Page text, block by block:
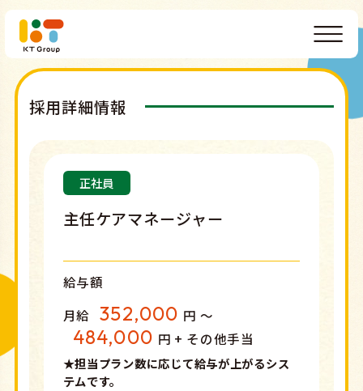
採用詳細情報
正社員
主任ケアマネージャー
給与額
月給
352,000 円 〜
484,000 円 + その他手当
★担当プラン数に応じて給与が上がるシス
テムです。